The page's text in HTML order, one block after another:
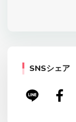
SNSシェア